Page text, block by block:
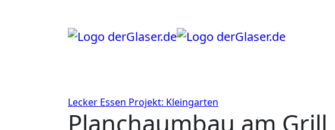
Lecker Essen Projekt: Kleingarten
Planchaumbau am Grill